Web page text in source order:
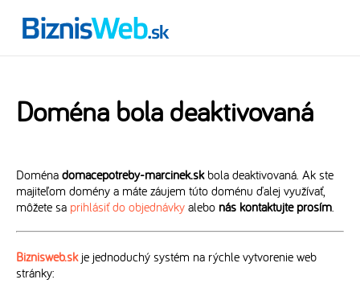
Doména bola deaktivovaná
Doména domacepotreby-marcinek.skbola deaktivovaná. Ak ste
majiteľom domény a máte záujem túto doménu ďalej využívať,
môžete sa prihlásiť do objednávky alebo nás kontaktujte prosím.
Biznisweb.skje jednoduchý systém na rýchle vytvorenie web
stránky: